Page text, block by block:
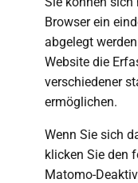
Browser ein
abgelegt
Website die
verschiedener
ermöglichen.
Wenn Sie sich
klicken Sie den
Matomo-